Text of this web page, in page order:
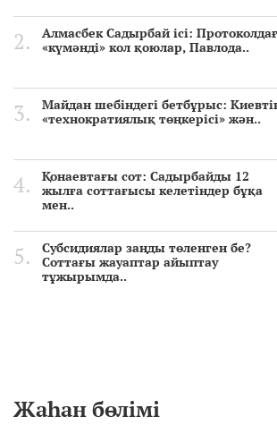
Алмасбек Садырбай ісі:
«күмәнді» кол қоюлар, Павлода..
Майдан шебіндегі бетбұрыс:
«технократиялық төңкерісі» жән..
Қонаевтағы сот: Садырбайды 12
жылға соттағысы келетіндер бұқа
мен..
Субсидиялар заңды төленген бе?
Соттағы жауаптар айыптау
тұжырымда..
Жаһан бөлімі